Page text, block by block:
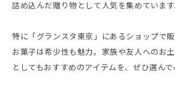
詰め込んだ贈り物として人気を集めています
特に「グランスタ東京」にあるショップで
お菓子は希少性も魅力。家族や友人へのお
としてもおすすめのアイテムを、ぜひ選んで